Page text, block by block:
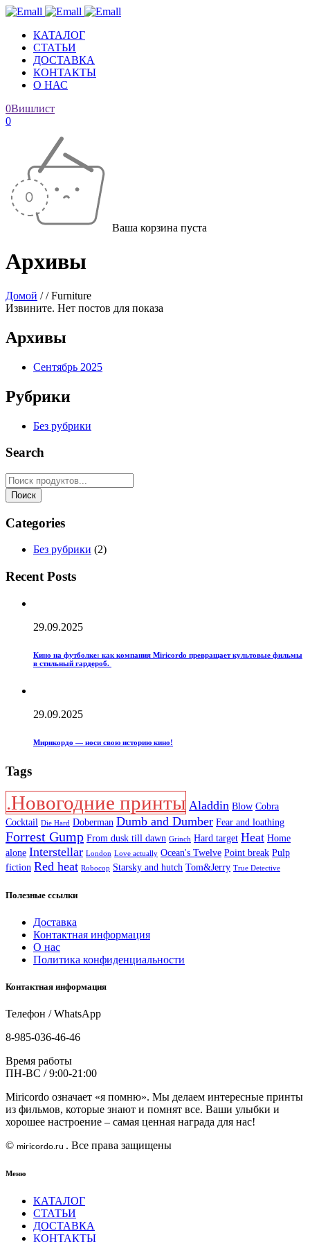
КАТАЛОГ
СТАТЬИ
ДОСТАВКА
КОНТАКТЫ
О НАС
0Вишлист
0
Ваша корзина пуста
Архивы
Домой / / Furniture
Извините. Нет постов для показа
Архивы
Сентябрь 2025
Рубрики
Без рубрики
Search
Categories
Без рубрики (2)
Recent Posts
29.09.2025
Кино на футболке: как компания Miricordo превращает культовые фильмы
в стильный гардероб.
29.09.2025
Мирикордо — носи свою историю кино!
Tags
.Новогодние принты Aladdin Blow Cobra
Cocktail Die Hard Doberman Dumb and Dumber Fear and loathing
Forrest Gump From dusk till dawn Grinch Hard target Heat Home
alone Interstellar London Love actually Ocean's Twelve Point break Pulp
fiction Red heat Robocop Starsky and hutch Tom&Jerry True Detective
Полезные ссылки
Доставка
Контактная информация
О нас
Политика конфиденциальности
Контактная информация
Телефон / WhatsApp
8-985-036-46-46
Время работы
ПН-ВС / 9:00-21:00
Miricordo означает «я помню». Мы делаем интересные принты
из фильмов, которые знают и помнят все. Ваши улыбки и
хорошее настроение – самая ценная награда для нас!
© miricordo.ru . Все права защищены
Меню
КАТАЛОГ
СТАТЬИ
ДОСТАВКА
КОНТАКТЫ